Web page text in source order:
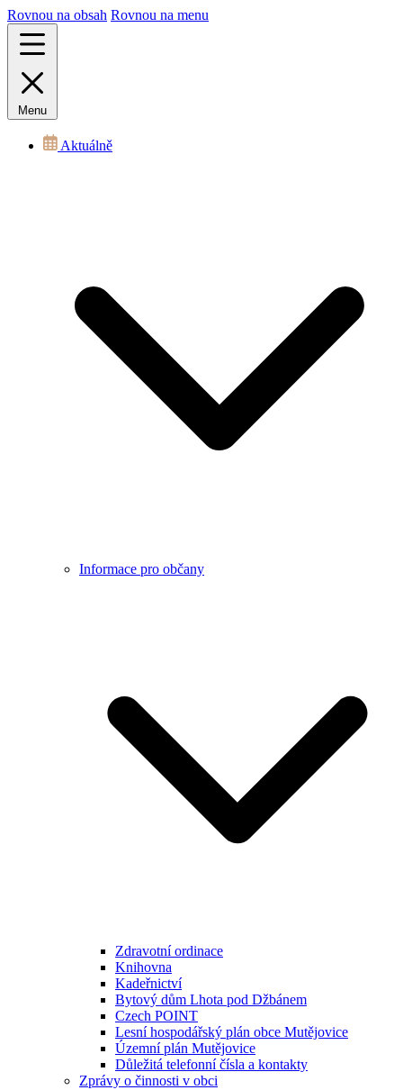
Rovnou na obsah Rovnou na menu
Menu
Aktuálně
Informace pro občany
Zdravotní ordinace
Knihovna
Kadeřnictví
Bytový dům Lhota pod Džbánem
Czech POINT
Lesní hospodářský plán obce Mutějovice
Územní plán Mutějovice
Důležitá telefonní čísla a kontakty
Zprávy o činnosti v obci